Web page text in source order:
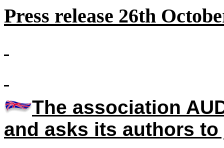
Press release 26th
The association
and asks its authors